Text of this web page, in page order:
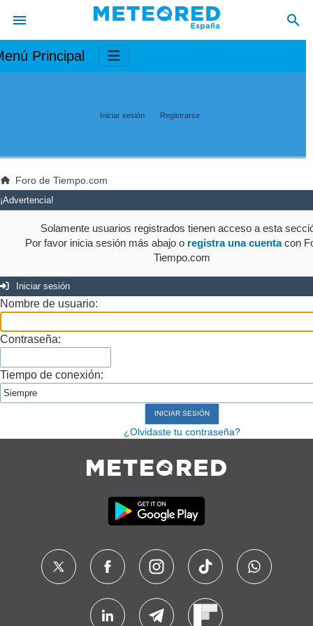
Principal
Iniciar sesión Registrarse
Foro de Tiempo.com
¡Advertencia!
Solamente usuarios registrados tienen acceso a esta
Por favor inicia sesión más abajo o registra una cuentacon
Tiempo.com
Iniciar sesión
Nombre de usuario:
Contraseña:
Tiempo de conexión:
¿Olvidaste tu contraseña?